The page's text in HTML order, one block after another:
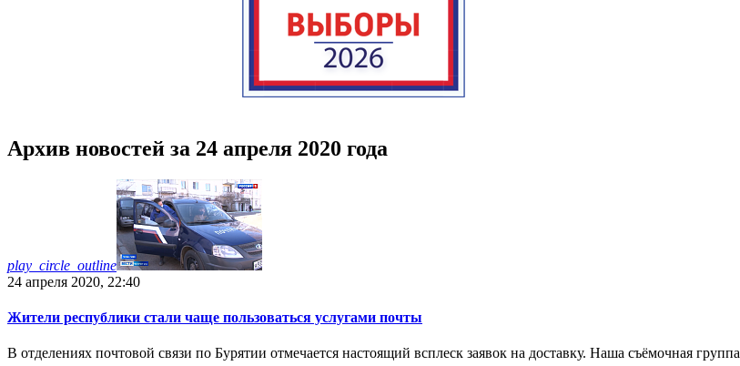
Архив новостей за 24 апреля 2020 года
play_circle_outline
24 апреля 2020, 22:40
Жители республики стали чаще пользоваться услугами почты
В отделениях почтовой связи по Бурятии отмечается настоящий всплеск заявок на доставку. Наша съёмочная